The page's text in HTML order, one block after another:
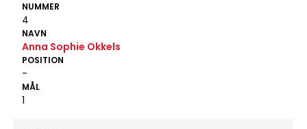
NUMMER
4
NAVN
Anna Sophie Okkels
POSITION
-
MÅL
1